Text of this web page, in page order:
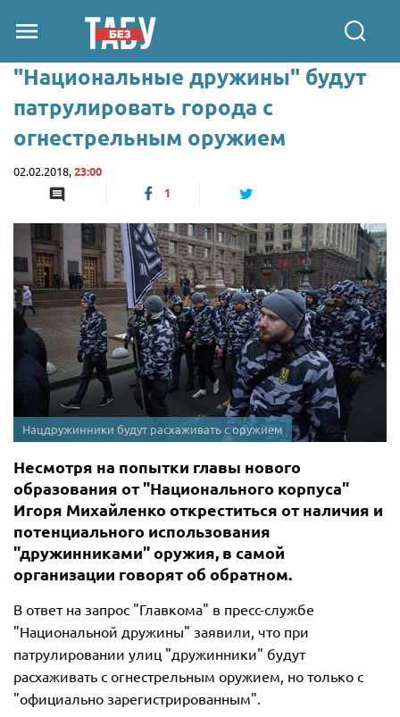
"Национальные дружины" будут
патрулировать города с
огнестрельным оружием
02.02.2018, 23:00
1
Нацдружинники будут расхаживать с оружием
Несмотря на попытки главы нового
образования от "Национального корпуса"
Игоря Михайленко откреститься от наличия и
потенциального использования
"дружинниками" оружия, в самой
организации говорят об обратном.
В ответ на запрос "Главкома" в пресс-службе
"Национальной дружины" заявили, что при
патрулировании улиц "дружинники" будут
расхаживать с огнестрельным оружием, но только с
"официально зарегистрированным".